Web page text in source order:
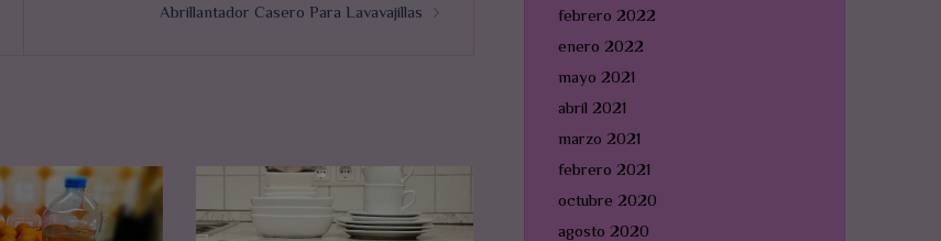
Abrillantador Casero Para Lavavajillas
febrero 2022
enero 2022
mayo 2021
abril 2021
marzo 2021
febrero 2021
octubre 2020
agosto 2020